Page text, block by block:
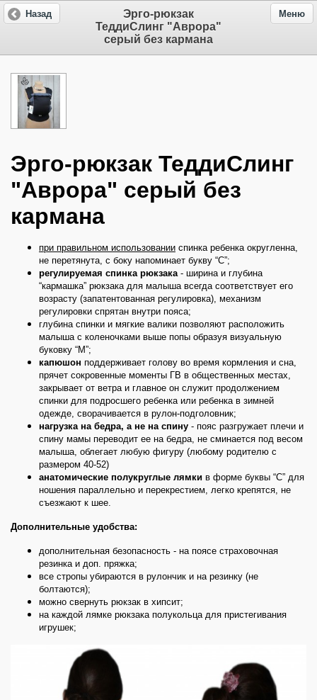
Эрго-рюкзак
ТеддиСлинг "Аврора"
серый без кармана
Назад Меню
Эрго-рюкзак ТеддиСлинг
"Аврора" серый без
кармана
при правильном использовании спинка ребенка округленна,
не перетянута, с боку напоминает букву “С”;
регулируемая спинка рюкзака- ширина и глубина
“кармашка” рюкзака для малыша всегда соответствует его
возрасту (запатентованная регулировка), механизм
регулировки спрятан внутри пояса;
глубина спинки и мягкие валики позволяют расположить
малыша с коленочками выше попы образуя визуальную
буковку “М”;
капюшон поддерживает голову во время кормления и сна,
прячет сокровенные моменты ГВ в общественных местах,
закрывает от ветра и главное он служит продолжением
спинки для подросшего ребенка или ребенка в зимней
одежде, сворачивается в рулон-подголовник;
нагрузка на бедра, а не на спину - пояс разгружает плечи и
спину мамы переводит ее на бедра, не сминается под весом
малыша, облегает любую фигуру (любому родителю с
размером 40-52)
анатомические полукруглые лямки в форме буквы “С” для
ношения параллельно и перекрестием, легко крепятся, не
съезжают к шее.
Дополнительные удобства:
дополнительная безопасность - на поясе страховочная
резинка и доп. пряжка;
все стропы убираются в рулончик и на резинку (не
болтаются);
можно свернуть рюкзак в хипсит;
на каждой лямке рюкзака полукольца для пристегивания
игрушек;